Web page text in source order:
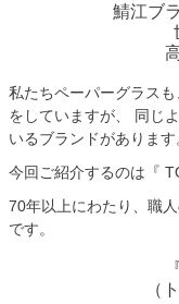
鯖江ブ
私たちペーパーグラス
をしていますが、 同じ
いるブランドがあります
今回ご紹介するのは『
70年以上にわたり、職
です。
（